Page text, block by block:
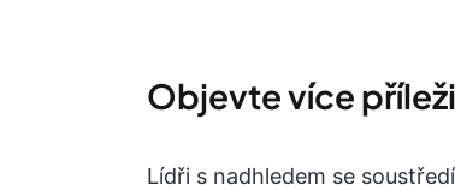
Objevte více
Lídři s nadhledem se